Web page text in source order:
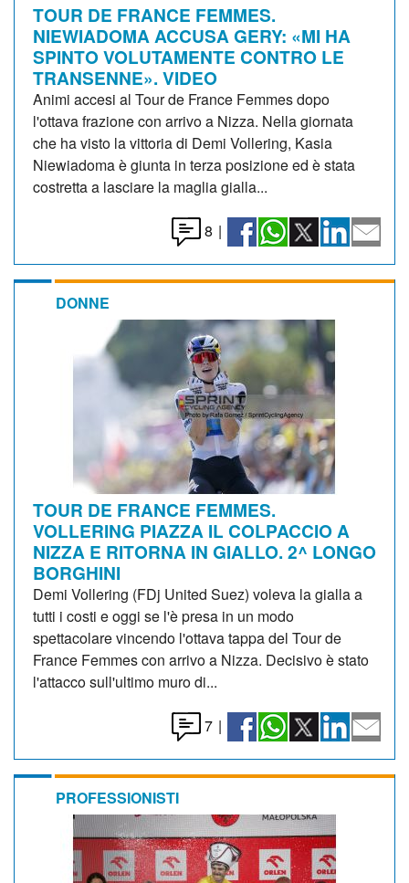
TOUR DE FRANCE FEMMES.
NIEWIADOMA ACCUSA GERY: «MI HA
SPINTO VOLUTAMENTE CONTRO LE
TRANSENNE». VIDEO
Animi accesi al Tour de France Femmes dopo
l'ottava frazione con arrivo a Nizza. Nella giornata
che ha visto la vittoria di Demi Vollering, Kasia
Niewiadoma è giunta in terza posizione ed è stata
costretta a lasciare la maglia gialla...
8 |
DONNE
TOUR DE FRANCE FEMMES.
VOLLERING PIAZZA IL COLPACCIO A
NIZZA E RITORNA IN GIALLO. 2^ LONGO
BORGHINI
Demi Vollering (FDj United Suez) voleva la gialla a
tutti i costi e oggi se l'è presa in un modo
spettacolare vincendo l'ottava tappa del Tour de
France Femmes con arrivo a Nizza. Decisivo è stato
l'attacco sull'ultimo muro di...
7 |
PROFESSIONISTI